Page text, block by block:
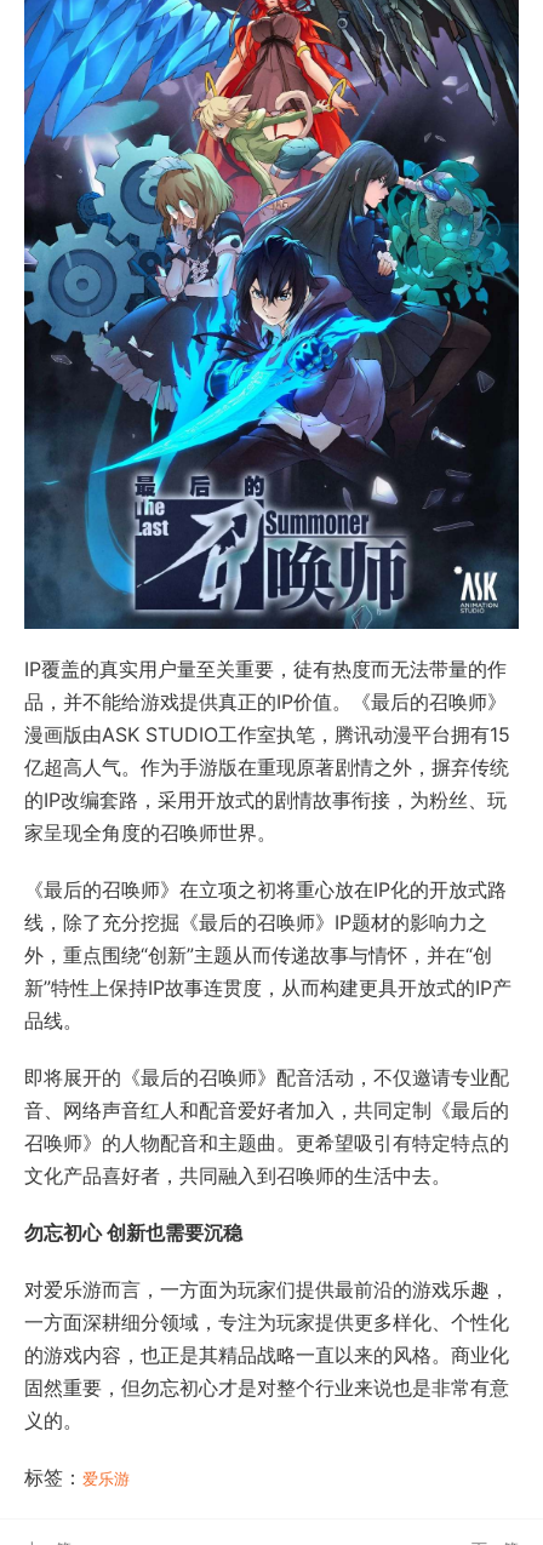
IP覆盖的真实用户量至关重要，徒有热度而无法带量的作
品，并不能给游戏提供真正的IP价值。《最后的召唤师》
漫画版由ASK STUDIO工作室执笔，腾讯动漫平台拥有15
亿超高人气。作为手游版在重现原著剧情之外，摒弃传统
的IP改编套路，采用开放式的剧情故事衔接，为粉丝、玩
家呈现全角度的召唤师世界。
《最后的召唤师》在立项之初将重心放在IP化的开放式路
线，除了充分挖掘《最后的召唤师》IP题材的影响力之
外，重点围绕“创新”主题从而传递故事与情怀，并在“创
新”特性上保持IP故事连贯度，从而构建更具开放式的IP产
品线。
即将展开的《最后的召唤师》配音活动，不仅邀请专业配
音、网络声音红人和配音爱好者加入，共同定制《最后的
召唤师》的人物配音和主题曲。更希望吸引有特定特点的
文化产品喜好者，共同融入到召唤师的生活中去。
勿忘初心 创新也需要沉稳
对爱乐游而言，一方面为玩家们提供最前沿的游戏乐趣，
一方面深耕细分领域，专注为玩家提供更多样化、个性化
的游戏内容，也正是其精品战略一直以来的风格。商业化
固然重要，但勿忘初心才是对整个行业来说也是非常有意
义的。
标签： 爱乐游